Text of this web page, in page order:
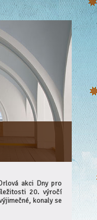
akci Dny pro
20. výročí
konaly se